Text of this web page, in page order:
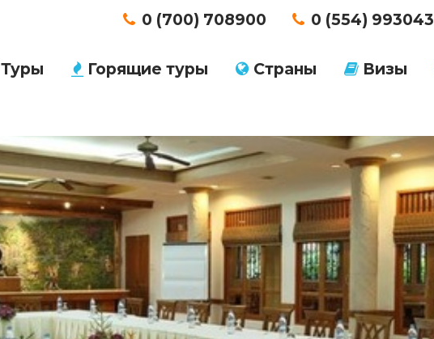
0 (700) 708900 0 (554) 993043
Туры Горящие туры Страны Визы